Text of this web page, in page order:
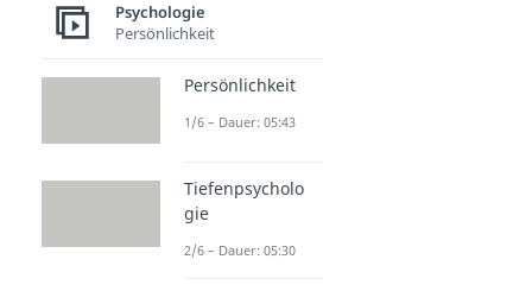
Psychologie
Persönlichkeit
Persönlichkeit
1/6 – Dauer: 05:43
Tiefenpsycholo
gie
2/6 – Dauer: 05:30